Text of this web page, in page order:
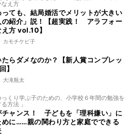
了
了
了
なえ方
ても、結局婚活でメリットが大きい
の紹介」説！【超実践！ アラフォー
方 vol.10】
カモチケビ子
たらダメなのか？【新人賞コンプレッ
】
大滝瓶太
くり学ぶ子のための、小学校６年間の勉強を
方法 」
チャンス！ 子どもを「理科嫌い」に
めに……親の関わり方と家庭でできる